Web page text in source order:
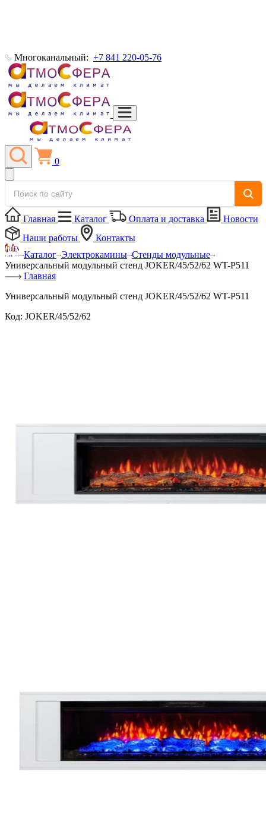
Многоканальный: +7 841 220-05-76
0
Главная Каталог Оплата и доставка
Новости
Наши работы
Контакты
Каталог Электрокамины Стенды модульные
Универсальный модульный стенд JOKER/45/52/62 WT-P511
Главная
Универсальный модульный стенд JOKER/45/52/62 WT-P511
Код: JOKER/45/52/62